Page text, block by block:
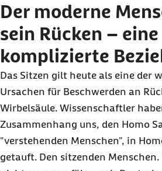
Der moderne
sein Rücken – eine
komplizierte
Das Sitzen gilt heute als eine der
Ursachen für Beschwerden an
Wirbelsäule. Wissenschaftler
Zusammenhang uns, den Homo
"verstehenden Menschen", in
getauft. Den sitzenden